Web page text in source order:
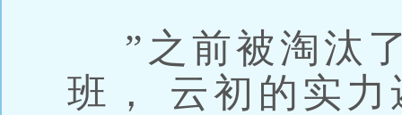
”之前被淘汰
班， 云初的实